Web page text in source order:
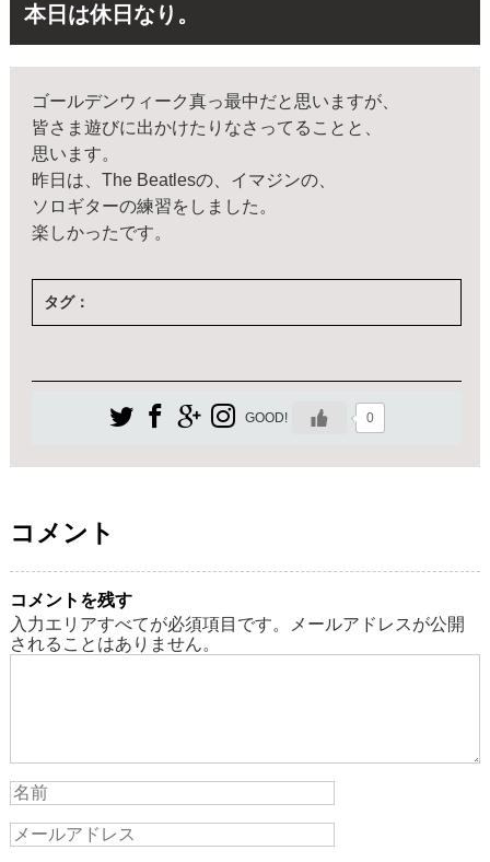
本日は休日なり。
ゴールデンウィーク真っ最中だと思いますが、
皆さま遊びに出かけたりなさってることと、
思います。
昨日は、The Beatlesの、イマジンの、
ソロギターの練習をしました。
楽しかったです。
タグ：
GOOD! 0
コメント
コメントを残す
入力エリアすべてが必須項目です。メールアドレスが公開
されることはありません。